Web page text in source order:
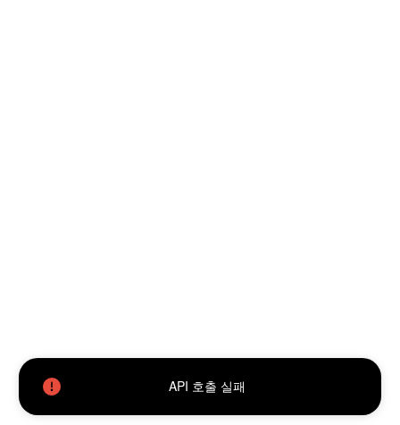
API 호출 실패